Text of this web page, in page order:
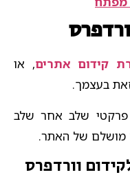
קידום אתרים, או
בעצמך.
שלב אחר שלב
מושלם של האתר.